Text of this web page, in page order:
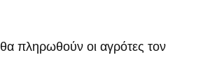
θα πληρωθούν οι αγρότες τον